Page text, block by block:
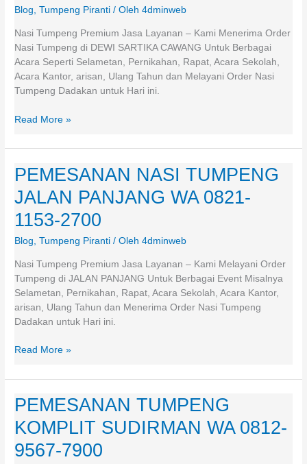
Blog,Tumpeng Piranti / Oleh4dminweb
Nasi Tumpeng Premium Jasa Layanan – Kami Menerima Order
Nasi Tumpeng di DEWI SARTIKA CAWANG Untuk Berbagai
Acara Seperti Selametan, Pernikahan, Rapat, Acara Sekolah,
Acara Kantor, arisan, Ulang Tahun dan Melayani Order Nasi
Tumpeng Dadakan untuk Hari ini.
CAWANG
0812-
9567-
7900
Read More »
PEMESANAN NASI TUMPENG
JALAN PANJANG WA 0821-
1153-2700
Blog,Tumpeng Piranti / Oleh4dminweb
Nasi Tumpeng Premium Jasa Layanan – Kami Melayani Order
Tumpeng di JALAN PANJANG Untuk Berbagai Event Misalnya
Selametan, Pernikahan, Rapat, Acara Sekolah, Acara Kantor,
arisan, Ulang Tahun dan Menerima Order Nasi Tumpeng
Dadakan untuk Hari ini.
PEMESANAN
NASI
TUMPENG
JALAN
PANJANG
WA
1153-
2700
Read More »
PEMESANAN TUMPENG
KOMPLIT SUDIRMAN WA 0812-
9567-7900
PEMESANAN
TUMPENG
KOMPLIT
SUDIRMAN
WA